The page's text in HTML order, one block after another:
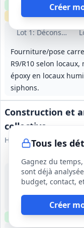
Créer
Lot1:
Fourniture/pose
R9/R10 selon locaux,
époxy en locaux
siphons.
Clause
Échantillonsrequis
Tous les
Gagnez du
sont déjà
budget, contact,
Créer
Construction et
collective
Hérault Logement
26 août 2026
Saint-Martin-de-
Clause